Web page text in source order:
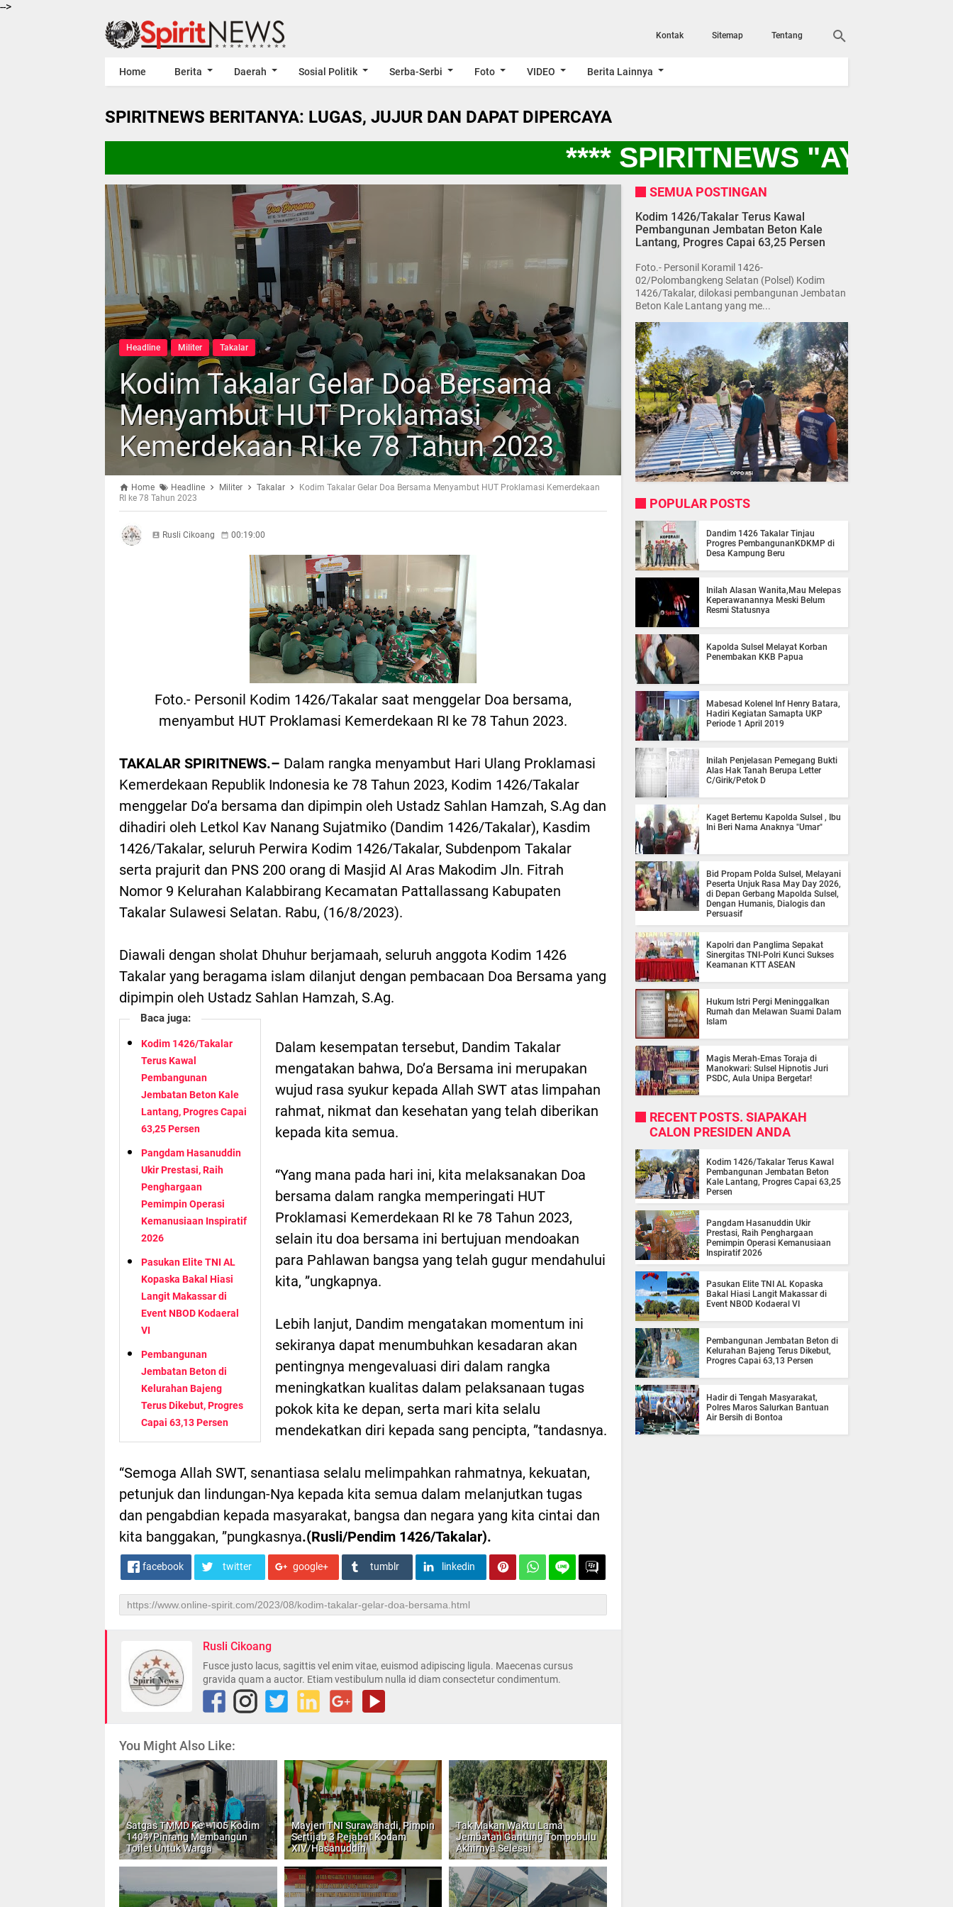
-->
Kontak Sitemap Tentang
Home Berita Daerah Sosial Politik Serba-Serbi Foto VIDEO Berita Lainnya
SPIRITNEWS BERITANYA: LUGAS, JUJUR DAN DAPAT DIPERCAYA
**** SPIRITNEWS "AYO KITA
Headline Militer Takalar
Kodim Takalar Gelar Doa Bersama
Menyambut HUT Proklamasi
Kemerdekaan RI ke 78 Tahun 2023
Home Headline Militer Takalar
Kodim Takalar Gelar Doa Bersama Menyambut HUT Proklamasi Kemerdekaan
RI ke 78 Tahun 2023
Rusli Cikoang 00:19:00
Foto.- Personil Kodim 1426/Takalar saat menggelar Doa bersama,
menyambut HUT Proklamasi Kemerdekaan RI ke 78 Tahun 2023.
TAKALAR SPIRITNEWS.– Dalam rangka menyambut Hari Ulang Proklamasi
Kemerdekaan Republik Indonesia ke 78 Tahun 2023, Kodim 1426/Takalar
menggelar Do’a bersama dan dipimpin oleh Ustadz Sahlan Hamzah, S.Ag dan
dihadiri oleh Letkol Kav Nanang Sujatmiko (Dandim 1426/Takalar), Kasdim
1426/Takalar, seluruh Perwira Kodim 1426/Takalar, Subdenpom Takalar
serta prajurit dan PNS 200 orang di Masjid Al Aras Makodim Jln. Fitrah
Nomor 9 Kelurahan Kalabbirang Kecamatan Pattallassang Kabupaten
Takalar Sulawesi Selatan. Rabu, (16/8/2023).
Diawali dengan sholat Dhuhur berjamaah, seluruh anggota Kodim 1426
Takalar yang beragama islam dilanjut dengan pembacaan Doa Bersama yang
dipimpin oleh Ustadz Sahlan Hamzah, S.Ag.
Baca juga:
Kodim 1426/Takalar
Terus Kawal
Pembangunan
Jembatan Beton Kale
Lantang, Progres Capai
63,25 Persen
Pangdam Hasanuddin
Ukir Prestasi, Raih
Penghargaan
Pemimpin Operasi
Kemanusiaan Inspiratif
2026
Pasukan Elite TNI AL
Kopaska Bakal Hiasi
Langit Makassar di
Event NBOD Kodaeral
VI
Pembangunan
Jembatan Beton di
Kelurahan Bajeng
Terus Dikebut, Progres
Capai 63,13 Persen
Dalam kesempatan tersebut, Dandim Takalar
mengatakan bahwa, Do’a Bersama ini merupakan
wujud rasa syukur kepada Allah SWT atas limpahan
rahmat, nikmat dan kesehatan yang telah diberikan
kepada kita semua.
“Yang mana pada hari ini, kita melaksanakan Doa
bersama dalam rangka memperingati HUT
Proklamasi Kemerdekaan RI ke 78 Tahun 2023,
selain itu doa bersama ini bertujuan mendoakan
para Pahlawan bangsa yang telah gugur mendahului
kita, ”ungkapnya.
Lebih lanjut, Dandim mengatakan momentum ini
sekiranya dapat menumbuhkan kesadaran akan
pentingnya mengevaluasi diri dalam rangka
meningkatkan kualitas dalam pelaksanaan tugas
pokok kita ke depan, serta mari kita selalu
mendekatkan diri kepada sang pencipta, ”tandasnya.
“Semoga Allah SWT, senantiasa selalu melimpahkan rahmatnya, kekuatan,
petunjuk dan lindungan-Nya kepada kita semua dalam melanjutkan tugas
dan pengabdian kepada masyarakat, bangsa dan negara yang kita cintai dan
kita banggakan, ”pungkasnya.(Rusli/Pendim 1426/Takalar).
facebook twitter google+ tumblr linkedin
Rusli Cikoang
Fusce justo lacus, sagittis vel enim vitae, euismod adipiscing ligula. Maecenas cursus
gravida quam a auctor. Etiam vestibulum nulla id diam consectetur condimentum.
You Might Also Like:
Satgas TMMD Ke - 105 Kodim
1404/Pinrang Membangun
Toilet Untuk Warga
Mayjen TNI Surawahadi, Pimpin
Sertijab 3 Pejabat Kodam
XIV/Hasanuddin
Tak Makan Waktu Lama
Jembatan Gantung Tompobulu
Akhirnya Selesai
SEMUA POSTINGAN
Kodim 1426/Takalar Terus Kawal
Pembangunan Jembatan Beton Kale
Lantang, Progres Capai 63,25 Persen
Foto.- Personil Koramil 1426-
02/Polombangkeng Selatan (Polsel) Kodim
1426/Takalar, dilokasi pembangunan Jembatan
Beton Kale Lantang yang me...
POPULAR POSTS
Dandim 1426 Takalar Tinjau
Progres PembangunanKDKMP di
Desa Kampung Beru
Inilah Alasan Wanita,Mau Melepas
Keperawanannya Meski Belum
Resmi Statusnya
Kapolda Sulsel Melayat Korban
Penembakan KKB Papua
Mabesad Kolenel Inf Henry Batara,
Hadiri Kegiatan Samapta UKP
Periode 1 April 2019
Inilah Penjelasan Pemegang Bukti
Alas Hak Tanah Berupa Letter
C/Girik/Petok D
Kaget Bertemu Kapolda Sulsel , Ibu
Ini Beri Nama Anaknya "Umar"
Bid Propam Polda Sulsel, Melayani
Peserta Unjuk Rasa May Day 2026,
di Depan Gerbang Mapolda Sulsel,
Dengan Humanis, Dialogis dan
Persuasif
Kapolri dan Panglima Sepakat
Sinergitas TNI-Polri Kunci Sukses
Keamanan KTT ASEAN
Hukum Istri Pergi Meninggalkan
Rumah dan Melawan Suami Dalam
Islam
Magis Merah-Emas Toraja di
Manokwari: Sulsel Hipnotis Juri
PSDC, Aula Unipa Bergetar!
RECENT POSTS. SIAPAKAH
CALON PRESIDEN ANDA
Kodim 1426/Takalar Terus Kawal
Pembangunan Jembatan Beton
Kale Lantang, Progres Capai 63,25
Persen
Pangdam Hasanuddin Ukir
Prestasi, Raih Penghargaan
Pemimpin Operasi Kemanusiaan
Inspiratif 2026
Pasukan Elite TNI AL Kopaska
Bakal Hiasi Langit Makassar di
Event NBOD Kodaeral VI
Pembangunan Jembatan Beton di
Kelurahan Bajeng Terus Dikebut,
Progres Capai 63,13 Persen
Hadir di Tengah Masyarakat,
Polres Maros Salurkan Bantuan
Air Bersih di Bontoa